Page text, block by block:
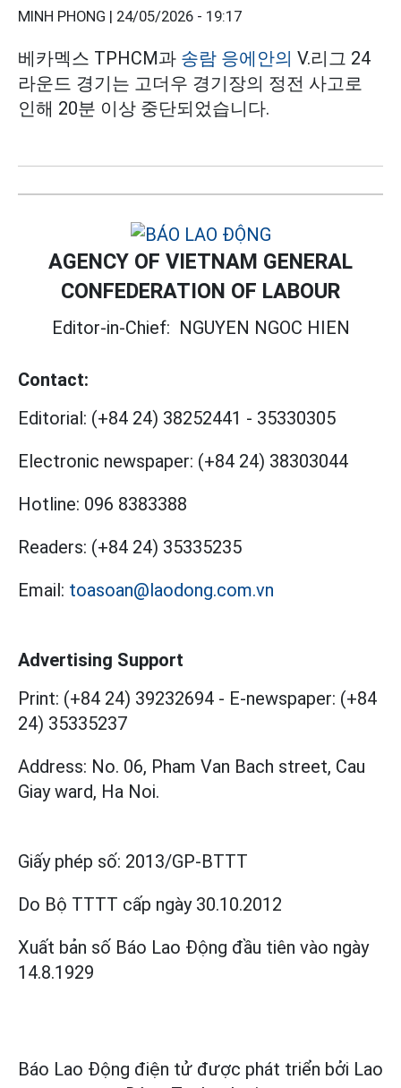
MINH PHONG | 24/05/2026 - 19:17
베카멕스 TPHCM과 송람 응에안의 V.리그 24
라운드 경기는 고더우 경기장의 정전 사고로
인해 20분 이상 중단되었습니다.
AGENCY OF VIETNAM GENERAL
CONFEDERATION OF LABOUR
Editor-in-Chief: NGUYEN NGOC HIEN
Contact:
Editorial: (+84 24) 38252441 - 35330305
Electronic newspaper: (+84 24) 38303044
Hotline: 096 8383388
Readers: (+84 24) 35335235
Email: toasoan@laodong.com.vn
Advertising Support
Print: (+84 24) 39232694 - E-newspaper: (+84
24) 35335237
Address: No. 06, Pham Van Bach street, Cau
Giay ward, Ha Noi.
Giấy phép số: 2013/GP-BTTT
Do Bộ TTTT cấp ngày 30.10.2012
Xuất bản số Báo Lao Động đầu tiên vào ngày
14.8.1929
Báo Lao Động điện tử được phát triển bởi Lao